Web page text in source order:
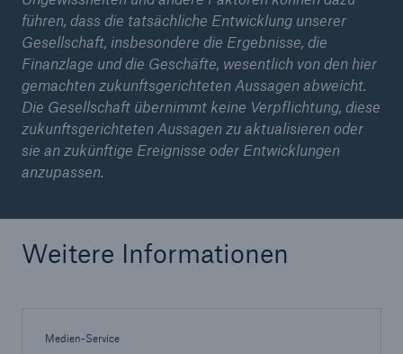
führen, dass die tatsächliche Entwicklung unserer
Gesellschaft, insbesondere die Ergebnisse, die
Finanzlage und die Geschäfte, wesentlich von den hier
gemachten zukunftsgerichteten Aussagen abweicht.
Die Gesellschaft übernimmt keine Verpflichtung, diese
zukunftsgerichteten Aussagen zu aktualisieren oder
sie an zukünftige Ereignisse oder Entwicklungen
anzupassen.
Weitere Informationen
Medien-Service